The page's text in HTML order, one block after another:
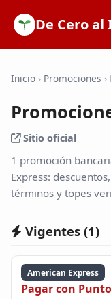
De Cero
SOFIPOs
Calculadoras
Tarjetas de Crédito
Promociones
Inicio › Promociones ›
Sitio oficial
1 promoción
Express:
términos y topes
Vigentes (1)
American Express
Pagar con